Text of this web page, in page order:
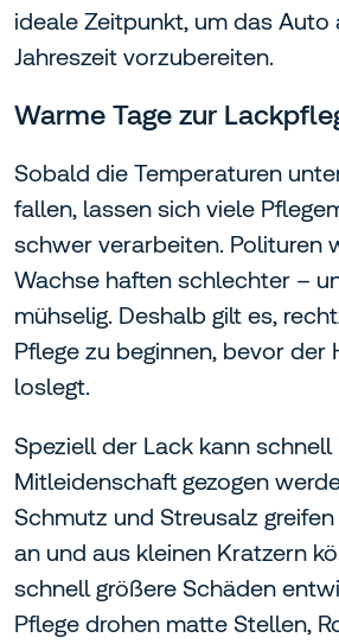
ideale Zeitpunkt, um das Auto
Jahreszeit vorzubereiten.
Warme Tage zur
Sobald die Temperaturen
fallen, lassen sich viele
schwer verarbeiten. Polituren
Wachse haften schlechter –
mühselig. Deshalb gilt es,
Pflege zu beginnen, bevor der
loslegt.
Speziell der Lack kann schnell
Mitleidenschaft gezogen
Schmutz und Streusalz
an und aus kleinen Kratzern
schnell größere Schäden
Pflege drohen matte Stellen,